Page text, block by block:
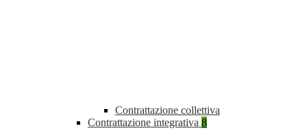
Contrattazione collettiva
Contrattazione integrativa 8